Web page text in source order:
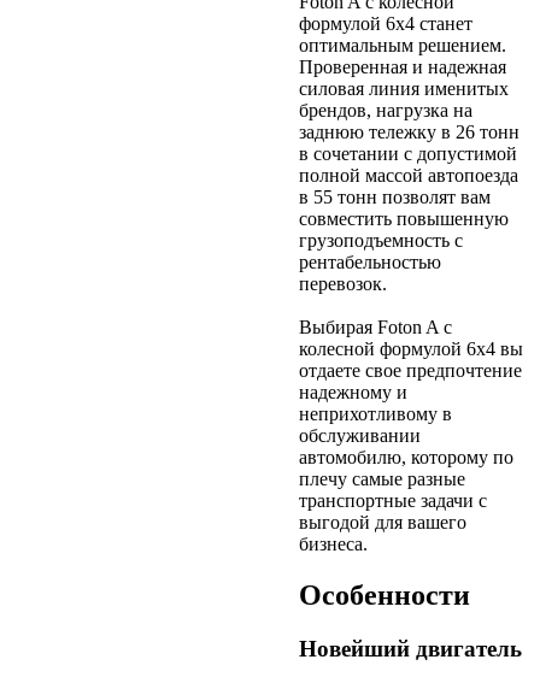
формулой 6х4 станет
оптимальным решением.
Проверенная и надежная
силовая линия именитых
брендов, нагрузка на
заднюю тележку в 26 тонн
в сочетании с допустимой
полной массой автопоезда
в 55 тонн позволят вам
совместить повышенную
грузоподъемность с
рентабельностью
перевозок.
Выбирая Foton A с
колесной формулой 6х4 вы
отдаете свое предпочтение
надежному и
неприхотливому в
обслуживании
автомобилю, которому по
плечу самые разные
транспортные задачи с
выгодой для вашего
бизнеса.
Особенности
Новейший двигатель